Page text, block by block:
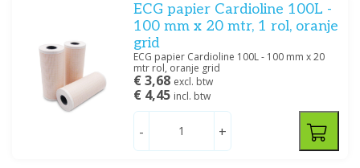
ECG papier Cardioline 100L -
100 mm x 20 mtr, 1 rol, oranje
grid
ECG papier Cardioline 100L - 100 mm x 20
mtr rol, oranje grid
€ 3,68 excl. btw
€ 4,45 incl. btw
- +